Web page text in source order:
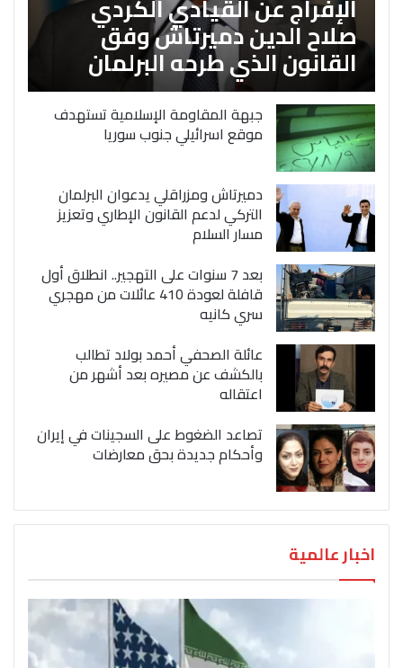
صلاح الدين دميرتاش وفق
القانون الذي طرحه البرلمان
جبهة المقاومة الإسلامية تستهدف
موقع اسرائيلي جنوب سوريا
دميرتاش ومزراقلي يدعوان البرلمان
التركي لدعم القانون الإطاري وتعزيز
مسار السلام
بعد 7 سنوات على التهجير.. انطلاق أول
قافلة لعودة 410 عائلات من مهجري
سري كانيه
عائلة الصحفي أحمد بولاد تطالب
بالكشف عن مصيره بعد أشهر من
اعتقاله
تصاعد الضغوط على السجينات في إيران
وأحكام جديدة بحق معارضات
اخبار عالمية